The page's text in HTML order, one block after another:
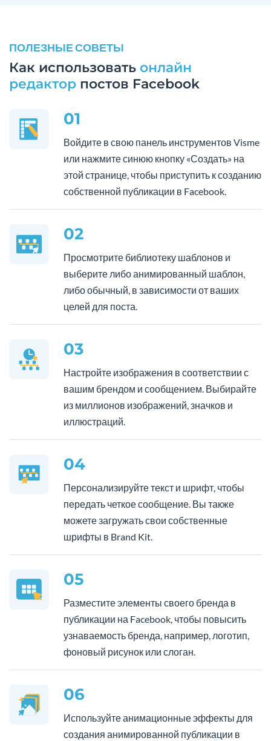
ПОЛЕЗНЫЕ СОВЕТЫ
Как использовать онлайн
редактор постов Facebook
01
Войдите в свою панель инструментов Visme
или нажмите синюю кнопку «Создать» на
этой странице, чтобы приступить к созданию
собственной публикации в Facebook.
02
Просмотрите библиотеку шаблонов и
выберите либо анимированный шаблон,
либо обычный, в зависимости от ваших
целей для поста.
03
Настройте изображения в соответствии с
вашим брендом и сообщением. Выбирайте
из миллионов изображений, значков и
иллюстраций.
04
Персонализируйте текст и шрифт, чтобы
передать четкое сообщение. Вы также
можете загружать свои собственные
шрифты в Brand Kit.
05
Разместите элементы своего бренда в
публикации на Facebook, чтобы повысить
узнаваемость бренда, например, логотип,
фоновый рисунок или слоган.
06
Используйте анимационные эффекты для
создания анимированной публикации в